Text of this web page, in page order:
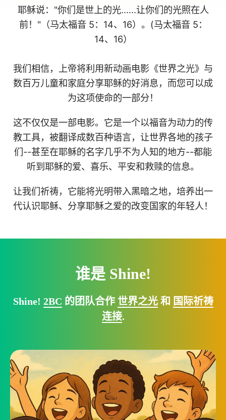
耶稣说："你们是世上的光......让你们的光照在人
前！"（马太福音 5：14、16）。(马太福音 5：
14、16）
我们相信，上帝将利用新动画电影《世界之光》与
数百万儿童和家庭分享耶稣的好消息，而您可以成
为这项使命的一部分！
这不仅仅是一部电影。它是一个以福音为动力的传
教工具，被翻译成数百种语言，让世界各地的孩子
们--甚至在耶稣的名字几乎不为人知的地方--都能
听到耶稣的爱、喜乐、平安和救赎的信息。
让我们祈祷，它能将光明带入黑暗之地，培养出一
代认识耶稣、分享耶稣之爱的改变国家的年轻人！
谁是 Shine!
Shine! 2BC 的团队合作 世界之光和 国际祈祷
连接.